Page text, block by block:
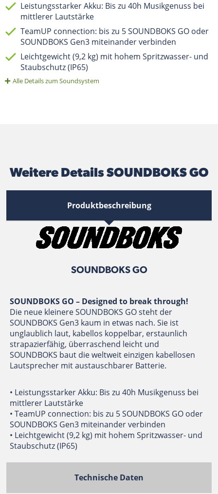
Leistungsstarker Akku: Bis zu 40h Musikgenuss bei
mittlerer Lautstärke
TeamUP connection: bis zu 5 SOUNDBOKS GO oder
SOUNDBOKS Gen3 miteinander verbinden
Leichtgewicht (9,2 kg) mit hohem Spritzwasser- und
Staubschutz (IP65)
Alle Details zum Soundsystem
Weitere Details SOUNDBOKS GO
Produktbeschreibung
Technische Daten
SOUNDBOKS GO
SOUNDBOKS GO – Designed to break through!
Die neue kleinere SOUNDBOKS GO steht der
SOUNDBOKS Gen3 kaum in etwas nach. Sie ist
unglaublich laut, kabellos koppelbar, erstaunlich
strapazierfähig, überraschend leicht und
SOUNDBOKS baut die weltweit einzigen kabellosen
Lautsprecher mit austauschbarer Batterie.
• Leistungsstarker Akku: Bis zu 40h Musikgenuss bei
mittlerer Lautstärke
• TeamUP connection: bis zu 5 SOUNDBOKS GO oder
SOUNDBOKS Gen3 miteinander verbinden
• Leichtgewicht (9,2 kg) mit hohem Spritzwasser- und
Staubschutz (IP65)